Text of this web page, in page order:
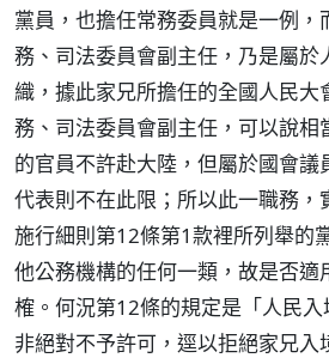
黨員，也擔任常務委員就是一例，
務、司法委員會副主任，乃是屬於
織，據此家兄所擔任的全國人民大
務、司法委員會副主任，可以說相
的官員不許赴大陸，但屬於國會議
代表則不在此限；所以此一職務，
施行細則第12條第1款裡所列舉的
他公務機構的任何一類，故是否
榷。何況第12條的規定是「人民
非絕對不予許可，逕以拒絕家兄入